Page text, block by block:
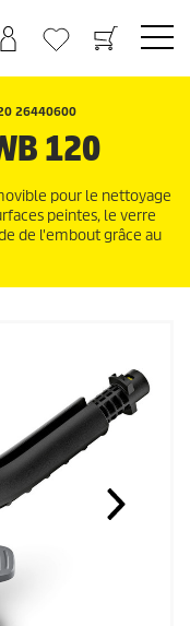
26440600
120
pour le nettoyage
peintes, le verre
de l'embout grâce au